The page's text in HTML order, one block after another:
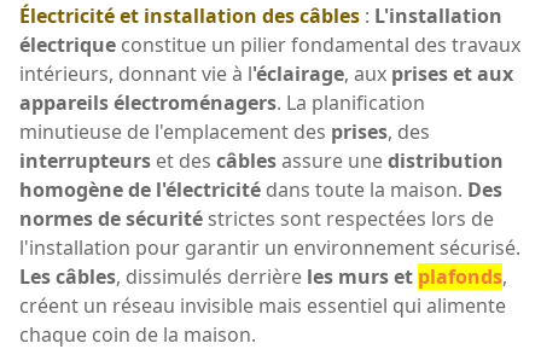
Électricité et installation des câbles : L'installation
électrique constitue un pilier fondamental des travaux
intérieurs, donnant vie à l'éclairage, aux prises et aux
appareils électroménagers. La planification
minutieuse de l'emplacement des prises, des
interrupteurs et des câblesassure unedistribution
homogène de l'électricité dans toute la maison. Des
normes de sécurité strictes sont respectées lors de
l'installation pour garantir un environnement sécurisé.
Les câbles, dissimulés derrière les murs et plafonds,
créent un réseau invisible mais essentiel qui alimente
chaque coin de la maison.